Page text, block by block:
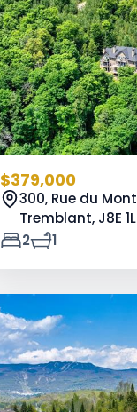
$379,000
300, Rue du
Tremblant, J8E
2
1